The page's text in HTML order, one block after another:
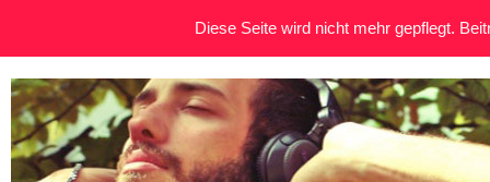
Diese Seite wird nicht mehr gepflegt.